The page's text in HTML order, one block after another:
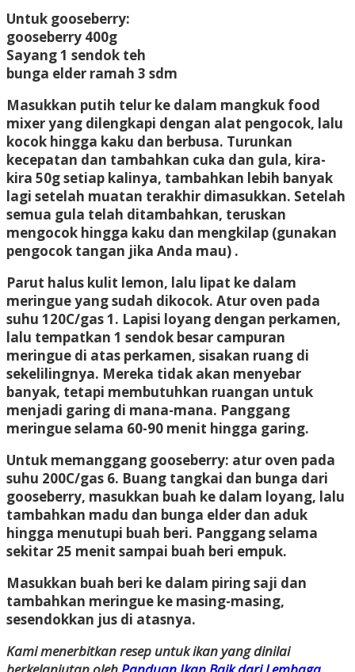
Untuk gooseberry:
gooseberry 400g
Sayang1 sendok teh
bunga elder ramah 3 sdm
Masukkan putih telur ke dalam mangkuk food
mixer yang dilengkapi dengan alat pengocok, lalu
kocok hingga kaku dan berbusa. Turunkan
kecepatan dan tambahkan cuka dan gula, kira-
kira 50g setiap kalinya, tambahkan lebih banyak
lagi setelah muatan terakhir dimasukkan. Setelah
semua gula telah ditambahkan, teruskan
mengocok hingga kaku dan mengkilap (gunakan
pengocok tangan jika Anda mau) .
Parut halus kulit lemon, lalu lipat ke dalam
meringue yang sudah dikocok. Atur oven pada
suhu 120C/gas 1. Lapisi loyang dengan perkamen,
lalu tempatkan 1 sendok besar campuran
meringue di atas perkamen, sisakan ruang di
sekelilingnya. Mereka tidak akan menyebar
banyak, tetapi membutuhkan ruangan untuk
menjadi garing di mana-mana. Panggang
meringue selama 60-90 menit hingga garing.
Untuk memanggang gooseberry: atur oven pada
suhu 200C/gas 6. Buang tangkai dan bunga dari
gooseberry, masukkan buah ke dalam loyang, lalu
tambahkan madu dan bunga elder dan aduk
hingga menutupi buah beri. Panggang selama
sekitar 25 menit sampai buah beri empuk.
Masukkan buah beri ke dalam piring saji dan
tambahkan meringue ke masing-masing,
sesendokkan jus di atasnya.
Kami menerbitkan resep untuk ikan yang dinilai